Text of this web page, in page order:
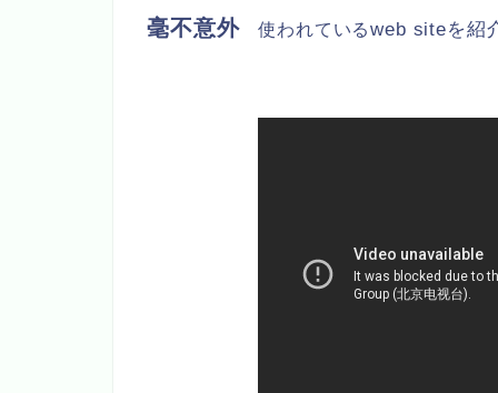
毫不意外 使われているweb siteを紹